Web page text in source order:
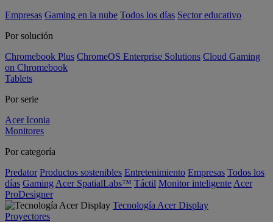
Empresas Gaming en la nube Todos los días Sector educativo
Por solución
Chromebook Plus ChromeOS Enterprise Solutions Cloud Gaming
on Chromebook
Tablets
Por serie
Acer Iconia
Monitores
Por categoría
Predator Productos sostenibles Entretenimiento Empresas Todos los
días Gaming Acer SpatialLabs™ Táctil Monitor inteligente Acer
ProDesigner
Tecnología Acer Display
Proyectores